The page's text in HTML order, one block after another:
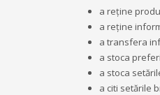
a reţine
a reţine
a transfera
a stoca
a stoca
a citi setările